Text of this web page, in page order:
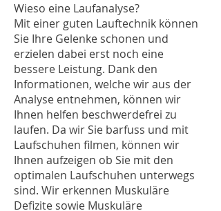
Wieso eine Laufanalyse?
Mit einer guten Lauftechnik können
Sie Ihre Gelenke schonen und
erzielen dabei erst noch eine
bessere Leistung. Dank den
Informationen, welche wir aus der
Analyse entnehmen, können wir
Ihnen helfen beschwerdefrei zu
laufen. Da wir Sie barfuss und mit
Laufschuhen filmen, können wir
Ihnen aufzeigen ob Sie mit den
optimalen Laufschuhen unterwegs
sind. Wir erkennen Muskuläre
Defizite sowie Muskuläre